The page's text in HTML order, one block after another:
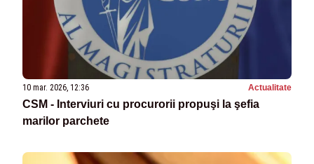
10 mar. 2026, 12:36 Actualitate
CSM - Interviuri cu procurorii propuşi la şefia
marilor parchete